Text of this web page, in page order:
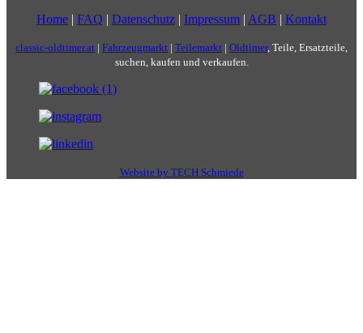
Home | FAQ | Datenschutz | Impressum | AGB | Kontakt
classic-oldtimer.at | Fahrzeugmarkt | Teilemarkt | Oldtimer, Teile, Ersatzteile,
suchen, kaufen und verkaufen.
Website by TECH Schmiede